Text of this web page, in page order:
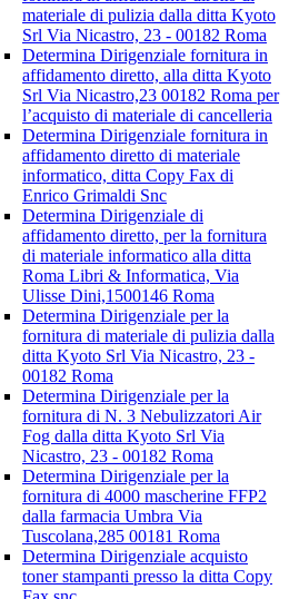
materiale di pulizia dalla ditta Kyoto
Srl Via Nicastro, 23 - 00182 Roma
Determina Dirigenziale fornitura in
affidamento diretto, alla ditta Kyoto
Srl Via Nicastro,23 00182 Roma per
l’acquisto di materiale di cancelleria
Determina Dirigenziale fornitura in
affidamento diretto di materiale
informatico, ditta Copy Fax di
Enrico Grimaldi Snc
Determina Dirigenziale di
affidamento diretto, per la fornitura
di materiale informatico alla ditta
Roma Libri & Informatica, Via
Ulisse Dini,1500146 Roma
Determina Dirigenziale per la
fornitura di materiale di pulizia dalla
ditta Kyoto Srl Via Nicastro, 23 -
00182 Roma
Determina Dirigenziale per la
fornitura di N. 3 Nebulizzatori Air
Fog dalla ditta Kyoto Srl Via
Nicastro, 23 - 00182 Roma
Determina Dirigenziale per la
fornitura di 4000 mascherine FFP2
dalla farmacia Umbra Via
Tuscolana,285 00181 Roma
Determina Dirigenziale acquisto
toner stampanti presso la ditta Copy